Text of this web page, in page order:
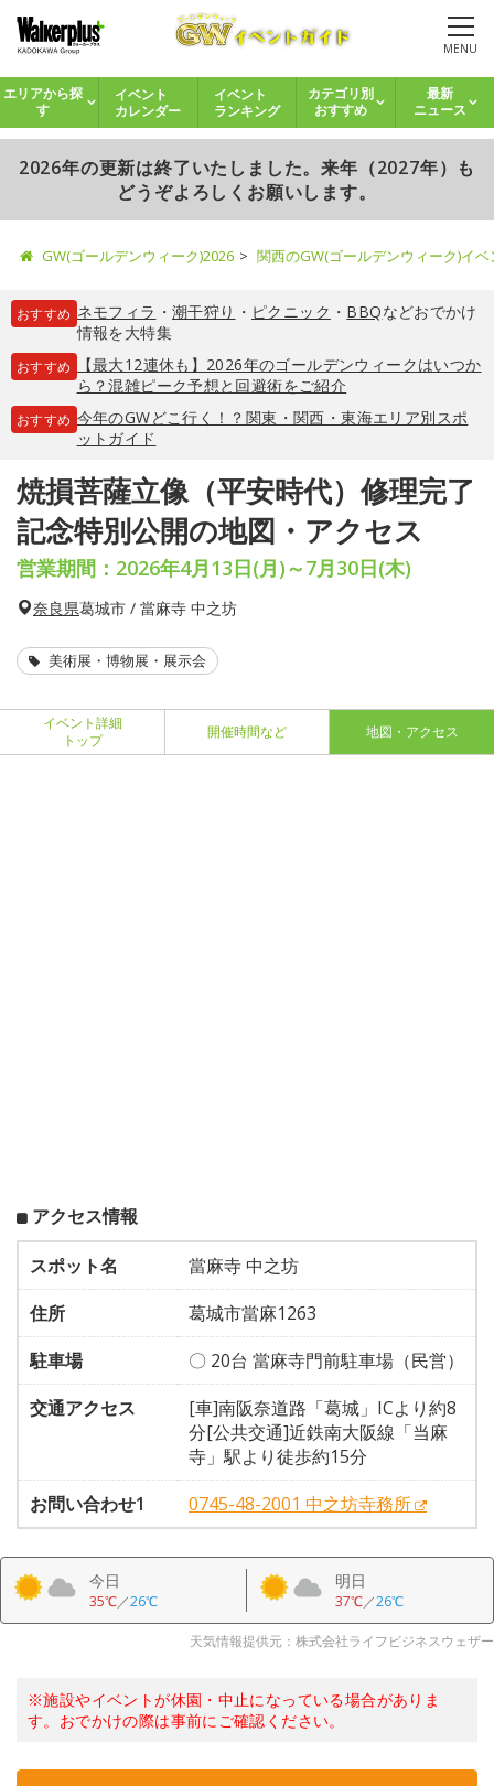
MENU
エリアから探
す
イベント
カレンダー
イベント
ランキング
カテゴリ別
おすすめ
最新
ニュース
2026年の更新は終了いたしました。来年（2027年）も
どうぞよろしくお願いします。
GW(ゴールデンウィーク)2026 関西のGW(ゴールデンウィーク)イ
おすすめ ネモフィラ ・ 潮干狩り ・ ピクニック ・ BBQなどおでかけ
情報を大特集
おすすめ
【最大12連休も】2026年のゴールデンウィークはいつか
ら？混雑ピーク予想と回避術をご紹介
おすすめ 今年のGWどこ行く！？関東・関西・東海エリア別スポ
ットガイド
焼損菩薩立像（平安時代）修理完了
記念特別公開の地図・アクセス
営業期間：2026年4月13日(月)～7月30日(木)
奈良県葛城市 / 當麻寺 中之坊
美術展・博物展・展示会
イベント詳細
トップ
開催時間など 地図・アクセス
アクセス情報
スポット名
當麻寺 中之坊
住所
葛城市當麻1263
駐車場
〇 20台 當麻寺門前駐車場（民営）
交通アクセス
[車]南阪奈道路「葛城」ICより約8
分[公共交通]近鉄南大阪線「当麻
寺」駅より徒歩約15分
お問い合わせ1
0745-48-2001 中之坊寺務所
今日
35℃／26℃
明日
37℃／26℃
天気情報提供元：株式会社ライフビジネスウェザー
※施設やイベントが休園・中止になっている場合がありま
す。おでかけの際は事前にご確認ください。